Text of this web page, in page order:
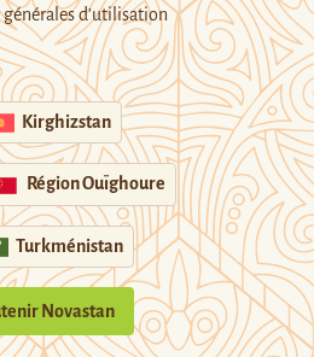
d’utilisation
Kirghizstan
Région Ouïghoure
Turkménistan
Novastan